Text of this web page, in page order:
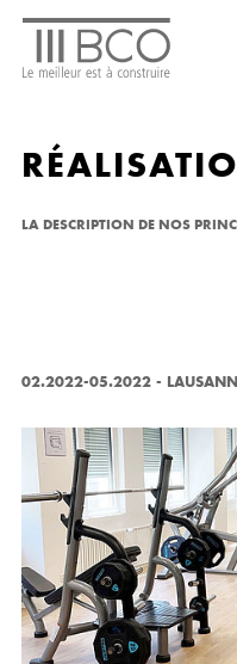
LA DESCRIPTION DE NOS
02.2022-05.2022 -